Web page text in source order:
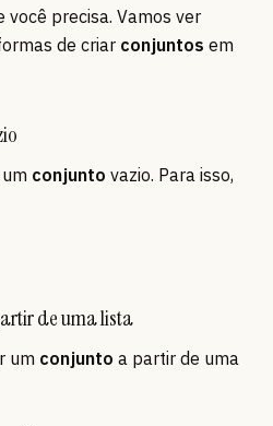
você precisa. Vamos ver
de criar conjuntos em
conjunto vazio. Para isso,
de uma lista
um conjunto a partir de uma